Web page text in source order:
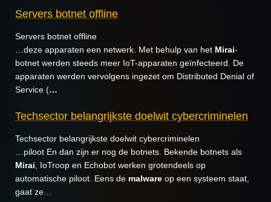
Servers botnet offline
Servers botnet offline
…deze apparaten een netwerk. Met behulp van het Mirai-
botnet werden steeds meer IoT-apparaten geïnfecteerd. De
apparaten werden vervolgens ingezet om Distributed Denial of
Service (…
Techsector belangrijkste doelwit cybercriminelen
Techsector belangrijkste doelwit cybercriminelen
…piloot En dan zijn er nog de botnets. Bekende botnets als
Mirai , IoTroop en Echobot werken grotendeels op
automatische piloot. Eens de malware op een systeem staat,
gaat ze…